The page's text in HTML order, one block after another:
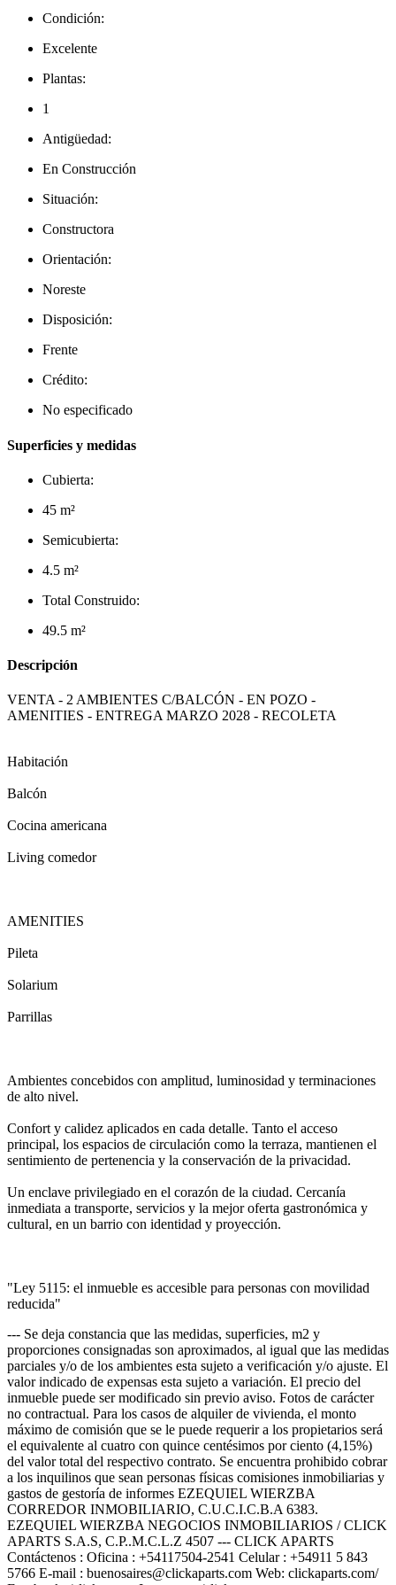
Condición:
Excelente
Plantas:
1
Antigüedad:
En Construcción
Situación:
Constructora
Orientación:
Noreste
Disposición:
Frente
Crédito:
No especificado
Superficies y medidas
Cubierta:
45 m²
Semicubierta:
4.5 m²
Total Construido:
49.5 m²
Descripción
VENTA - 2 AMBIENTES C/BALCÓN - EN POZO -
AMENITIES - ENTREGA MARZO 2028 - RECOLETA
Habitación
Balcón
Cocina americana
Living comedor
AMENITIES
Pileta
Solarium
Parrillas
Ambientes concebidos con amplitud, luminosidad y terminaciones
de alto nivel.
Confort y calidez aplicados en cada detalle. Tanto el acceso
principal, los espacios de circulación como la terraza, mantienen el
sentimiento de pertenencia y la conservación de la privacidad.
Un enclave privilegiado en el corazón de la ciudad. Cercanía
inmediata a transporte, servicios y la mejor oferta gastronómica y
cultural, en un barrio con identidad y proyección.
"Ley 5115: el inmueble es accesible para personas con movilidad
reducida"
--- Se deja constancia que las medidas, superficies, m2 y
proporciones consignadas son aproximados, al igual que las medidas
parciales y/o de los ambientes esta sujeto a verificación y/o ajuste. El
valor indicado de expensas esta sujeto a variación. El precio del
inmueble puede ser modificado sin previo aviso. Fotos de carácter
no contractual. Para los casos de alquiler de vivienda, el monto
máximo de comisión que se le puede requerir a los propietarios será
el equivalente al cuatro con quince centésimos por ciento (4,15%)
del valor total del respectivo contrato. Se encuentra prohibido cobrar
a los inquilinos que sean personas físicas comisiones inmobiliarias y
gastos de gestoría de informes EZEQUIEL WIERZBA
CORREDOR INMOBILIARIO, C.U.C.I.C.B.A 6383.
EZEQUIEL WIERZBA NEGOCIOS INMOBILIARIOS / CLICK
APARTS S.A.S, C.P..M.C.L.Z 4507 --- CLICK APARTS
Contáctenos : Oficina : +54117504-2541 Celular : +54911 5 843
5766 E-mail : buenosaires@clickaparts.com Web: clickaparts.com/